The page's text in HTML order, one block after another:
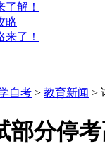
解！
略
了！
自考 > 教育新闻 >
部分停